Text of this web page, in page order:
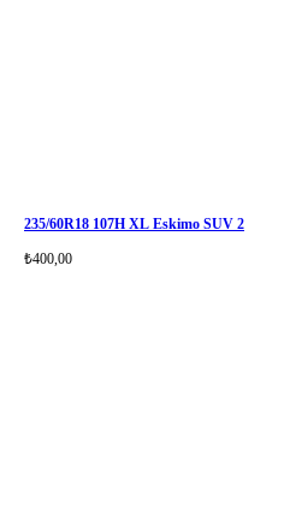
235/60R18 107H XL Eskimo SUV 2
₺400,00